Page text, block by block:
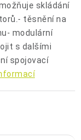
a platbaskládání
těsnění na
modulární
s dalšími
spojovací